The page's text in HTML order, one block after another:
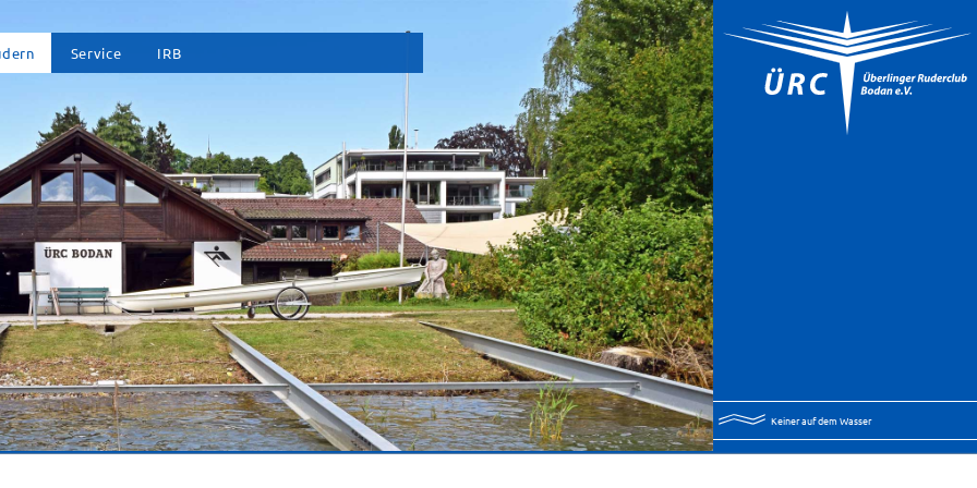
Service IRB
Keiner auf dem Wasser